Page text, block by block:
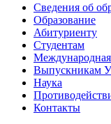
Сведения об
Образование
Абитуриенту
Студентам
Международная
Выпускникам
Наука
Контакты